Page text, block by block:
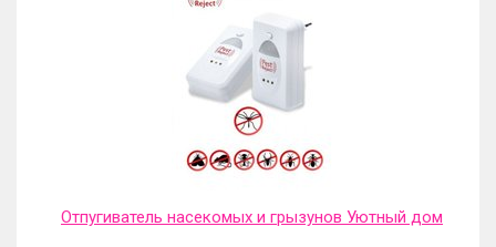
Отпугиватель насекомых и грызунов Уютный дом